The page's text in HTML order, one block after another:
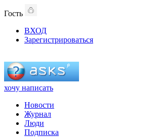
Гость
ВХОД
Зарегистрироваться
хочу написать
Новости
Журнал
Люди
Подписка